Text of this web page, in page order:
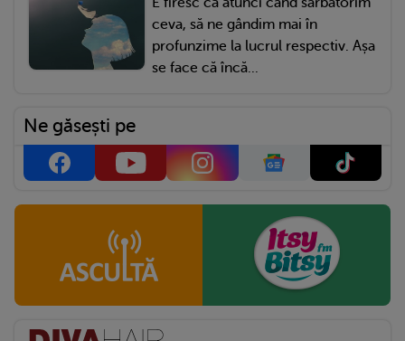
ceva, să ne gândim mai în
profunzime la lucrul respectiv. Așa
se face că încă...
Ne găsești pe